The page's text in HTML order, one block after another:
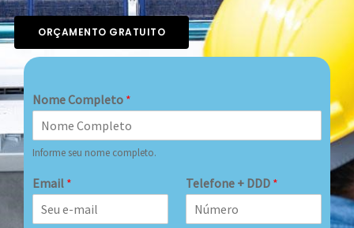
ORÇAMENTO GRATUITO
Nome Completo *
Informe seu nome completo.
Email * Telefone + DDD *